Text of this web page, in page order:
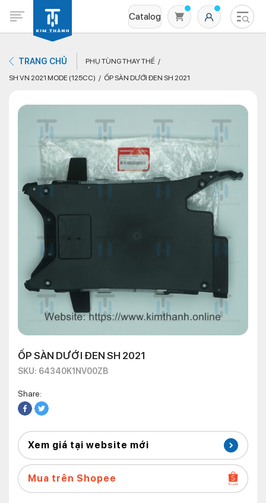
Catalog
Không có sản phẩm nào trong giỏ hàng
TRANG CHỦ
PHỤ TÙNG THAY THẾ
SH VN 2021 MODE (125CC)
ỐP SÀN DƯỚI ĐEN SH 2021
ỐP SÀN DƯỚI ĐEN SH 2021
SKU: 64340K1NV00ZB
Share:
Xem giá tại website mới
Mua trên Shopee